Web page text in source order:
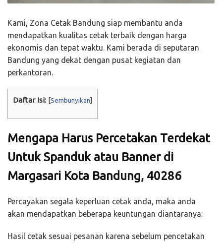
Kami, Zona Cetak Bandung siap membantu anda
mendapatkan kualitas cetak terbaik dengan harga
ekonomis dan tepat waktu. Kami berada di seputaran
Bandung yang dekat dengan pusat kegiatan dan
perkantoran.
Daftar Isi: [Sembunyikan]
Mengapa Harus Percetakan Terdekat
Untuk Spanduk atau Banner di
Margasari Kota Bandung, 40286
Percayakan segala keperluan cetak anda, maka anda
akan mendapatkan beberapa keuntungan diantaranya:
Hasil cetak sesuai pesanan karena sebelum pencetakan